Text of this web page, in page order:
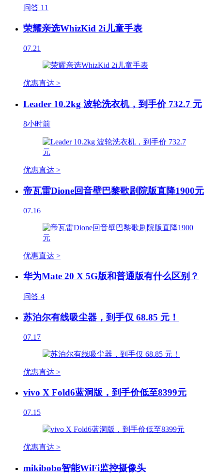
问答 11
荣耀亲选WhizKid 2i儿童手表
07.21
优惠直达 >
Leader 10.2kg 波轮洗衣机，到手价 732.7 元
8小时前
优惠直达 >
帝瓦雷Dione回音壁巴黎歌剧院版直降1900元
07.16
优惠直达 >
华为Mate 20 X 5G版和普通版有什么区别？
问答 4
苏泊尔有线吸尘器，到手仅 68.85 元！
07.17
优惠直达 >
vivo X Fold6蓝洞版，到手价低至8399元
07.15
优惠直达 >
mikibobo智能WiFi监控摄像头